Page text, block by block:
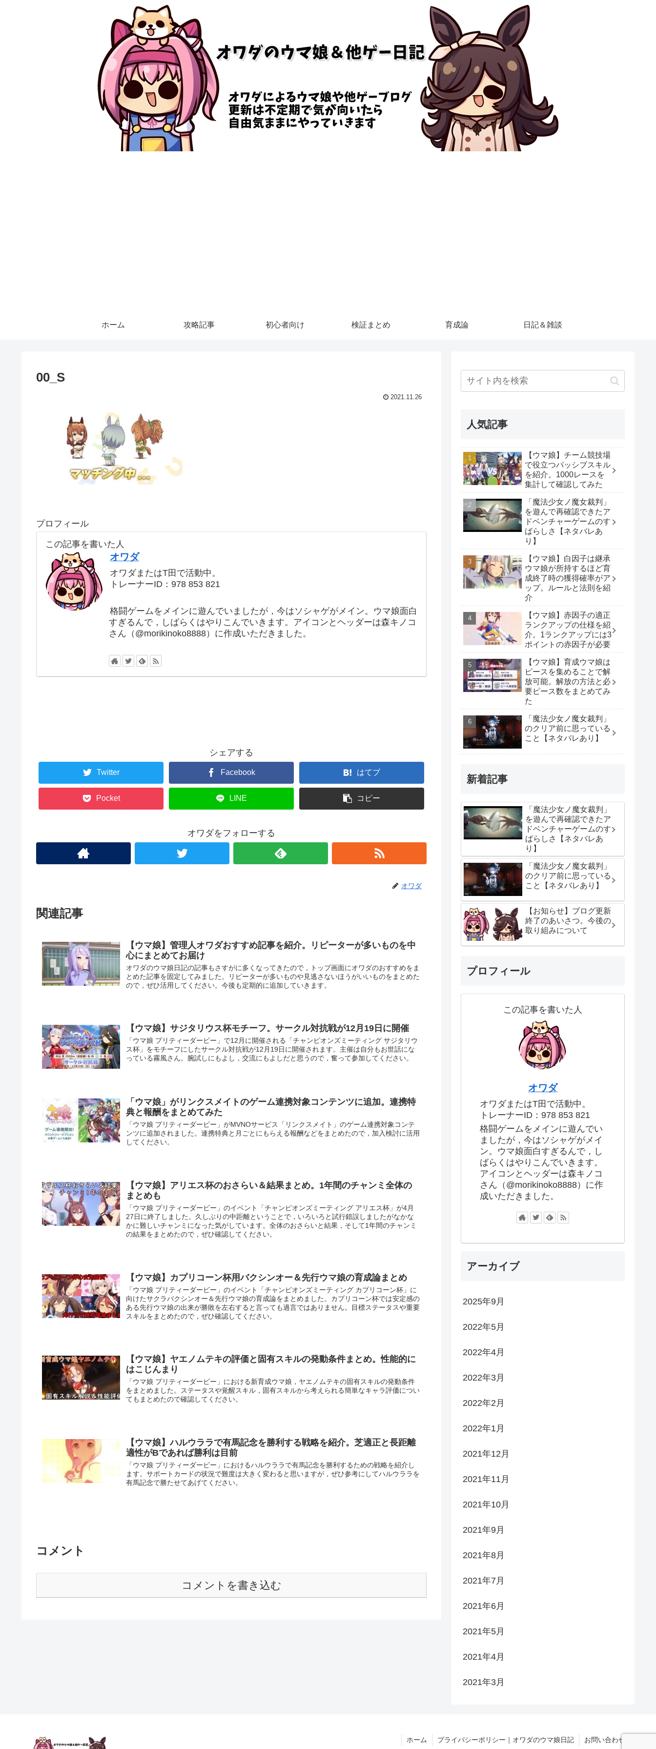
ホーム 攻略記事 初心者向け 検証まとめ 育成論 日記＆雑談
00_S
2021.11.26
プロフィール
この記事を書いた人
オワダ
オワダまたはT田で活動中。
トレーナーID：978 853 821
格闘ゲームをメインに遊んでいましたが，今はソシャゲがメイン。ウマ娘面白
すぎるんで，しばらくはやりこんでいきます。アイコンとヘッダーは森キノコ
さん（@morikinoko8888）に作成いただきました。
シェアする
Twitter Facebook はてブ
Pocket LINE コピー
オワダをフォローする
オワダ
関連記事
【ウマ娘】管理人オワダおすすめ記事を紹介。リピーターが多いものを中
心にまとめてお届け
オワダのウマ娘日記の記事もさすがに多くなってきたので，トップ画面にオワダのおすすめをま
とめた記事を固定してみました。リピーターが多いものや見逃さないほうがいいものをまとめた
ので，ぜひ活用してください。今後も定期的に追加していきます。
【ウマ娘】サジタリウス杯モチーフ。サークル対抗戦が12月19日に開催
「ウマ娘 プリティーダービー」で12月に開催される「チャンピオンズミーティング サジタリウ
ス杯」をモチーフにしたサークル対抗戦が12月19日に開催されます。主催は自分もお世話にな
っている霧風さん。腕試しにもよし，交流にもよしだと思うので，奮って参加してください。
「ウマ娘」がリンクスメイトのゲーム連携対象コンテンツに追加。連携特
典と報酬をまとめてみた
「ウマ娘 プリティーダービー」がMVNOサービス「リンクスメイト」のゲーム連携対象コンテ
ンツに追加されました。連携特典と月ごとにもらえる報酬などをまとめたので，加入検討に活用
してください。
【ウマ娘】アリエス杯のおさらい＆結果まとめ。1年間のチャンミ全体の
まとめも
「ウマ娘 プリティーダービー」のイベント「チャンピオンズミーティング アリエス杯」が4月
27日に終了しました。久しぶりの中距離ということで，いろいろと試行錯誤しましたがなかな
かに難しいチャンミになった気がしています。全体のおさらいと結果，そして1年間のチャンミ
の結果をまとめたので，ぜひ確認してください。
【ウマ娘】カプリコーン杯用バクシンオー＆先行ウマ娘の育成論まとめ
「ウマ娘 プリティーダービー」のイベント「チャンピオンズミーティング カプリコーン杯」に
向けたサクラバクシンオー＆先行ウマ娘の育成論をまとめました。カプリコーン杯では安定感の
ある先行ウマ娘の出来が勝敗を左右すると言っても過言ではありません。目標ステータスや重要
スキルをまとめたので，ぜひ確認してください。
【ウマ娘】ヤエノムテキの評価と固有スキルの発動条件まとめ。性能的に
はこじんまり
「ウマ娘 プリティーダービー」における新育成ウマ娘，ヤエノムテキの固有スキルの発動条件
をまとめました。ステータスや覚醒スキル，固有スキルから考えられる簡単なキャラ評価につい
てもまとめたので確認してください。
【ウマ娘】ハルウララで有馬記念を勝利する戦略を紹介。芝適正と長距離
適性がBであれば勝利は目前
「ウマ娘 プリティーダービー」におけるハルウララで有馬記念を勝利するための戦略を紹介し
ます。サポートカードの状況で難度は大きく変わると思いますが，ぜひ参考にしてハルウララを
有馬記念で勝たせてあげてください。
コメント
コメントを書き込む
人気記事
【ウマ娘】チーム競技場
で役立つパッシブスキル
を紹介。1000レースを
集計して確認してみた
「魔法少女ノ魔女裁判」
を遊んで再確認できたア
ドベンチャーゲームのす
ばらしさ【ネタバレあ
り】
【ウマ娘】白因子は継承
ウマ娘が所持するほど育
成終了時の獲得確率がア
ップ。ルールと法則を紹
介
【ウマ娘】赤因子の適正
ランクアップの仕様を紹
介。1ランクアップには3
ポイントの赤因子が必要
【ウマ娘】育成ウマ娘は
ピースを集めることで解
放可能。解放の方法と必
要ピース数をまとめてみ
た
「魔法少女ノ魔女裁判」
のクリア前に思っている
こと【ネタバレあり】
新着記事
「魔法少女ノ魔女裁判」
を遊んで再確認できたア
ドベンチャーゲームのす
ばらしさ【ネタバレあ
り】
「魔法少女ノ魔女裁判」
のクリア前に思っている
こと【ネタバレあり】
【お知らせ】ブログ更新
終了のあいさつ。今後の
取り組みについて
プロフィール
この記事を書いた人
オワダ
オワダまたはT田で活動中。
トレーナーID：978 853 821
格闘ゲームをメインに遊んでい
ましたが，今はソシャゲがメイ
ン。ウマ娘面白すぎるんで，し
ばらくはやりこんでいきます。
アイコンとヘッダーは森キノコ
さん（@morikinoko8888）に作
成いただきました。
アーカイブ
2025年9月
2022年5月
2022年4月
2022年3月
2022年2月
2022年1月
2021年12月
2021年11月
2021年10月
2021年9月
2021年8月
2021年7月
2021年6月
2021年5月
2021年4月
2021年3月
ホーム プライバシーポリシー｜オワダのウマ娘日記 お問い合わせ